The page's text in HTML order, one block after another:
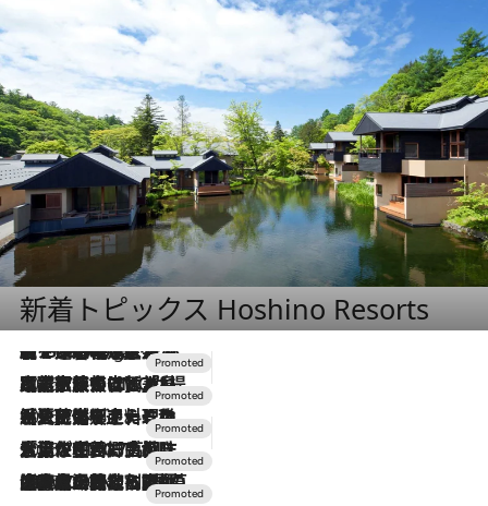
新着トピックス Hoshino Resorts
1 Hour Ago
【トンボの足水浴】ヒノキの香りに包まれて涼感マックス！約13℃の湧水かけ流しを避暑地「星野温泉 トンボの湯」で体験
2026.7.31
【ホテル帰省】という選択肢をOMOが提案。家族とほどよい距離を保つには「昼は実家、夜は気兼ねなくホテルで！」
2026.7.24
【夏限定ディナーコース】旬を迎える稚鮎や花ズッキーニなどをイタリア・トスカーナの郷土料理の手法で満喫！
2026.7.17
「土佐和ハーブかき氷」がOMO7高知に登場！生姜、山椒、大葉など目にも舌にも涼を呼ぶ郷土の味
2026.7.10
NEW OPEN！【界 草津】名湯の地に誕生。趣の異なる2種の温泉と上州ならではの会席・蕎麦割烹など美食を味わう究極の癒やし旅